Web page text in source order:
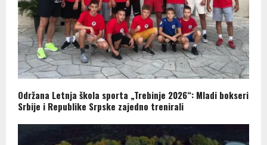
Održana Letnja škola sporta „Trebinje 2026“: Mladi bokseri
Srbije i Republike Srpske zajedno trenirali